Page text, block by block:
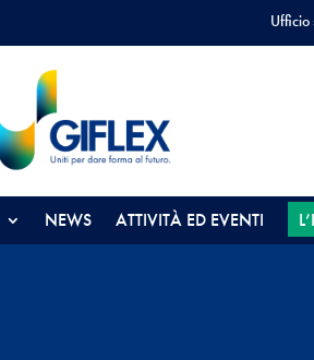
Ufficio
NEWS ATTIVITÀ ED EVENTI